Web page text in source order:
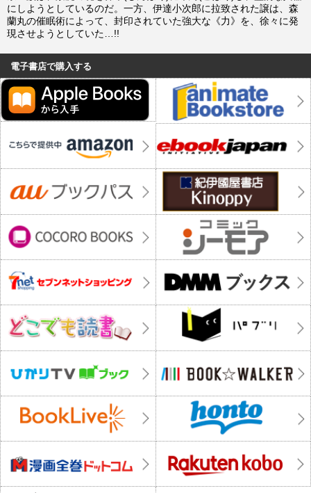
にしようとしているのだ。一方、伊達小次郎に拉致された譲は、森
蘭丸の催眠術によって、封印されていた強大な《力》を、徐々に発
現させようとしていた…!!
電子書店で購入する